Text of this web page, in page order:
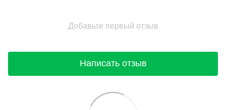
Добавьте первый отзыв
Написать отзыв